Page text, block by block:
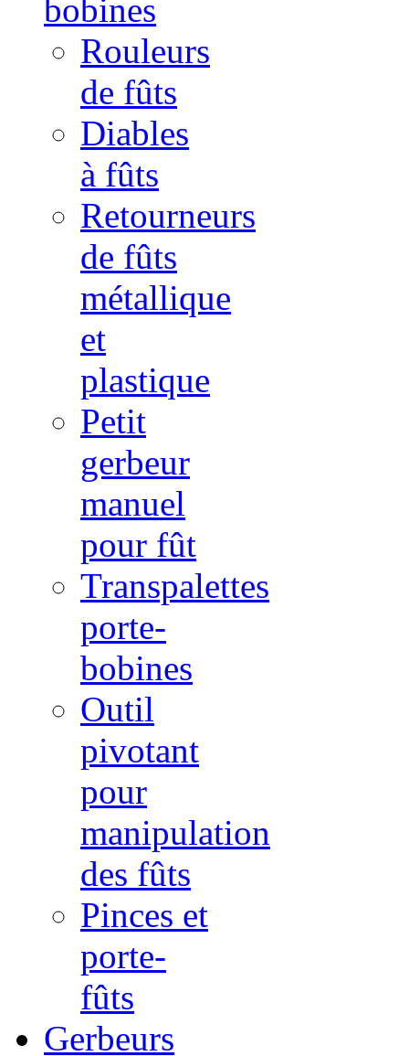
bobines
Rouleurs
de fûts
Diables
à fûts
Retourneurs
de fûts
métallique
et
plastique
Petit
gerbeur
manuel
pour fût
Transpalettes
porte-
bobines
Outil
pivotant
pour
manipulation
des fûts
Pinces et
porte-
fûts
Gerbeurs